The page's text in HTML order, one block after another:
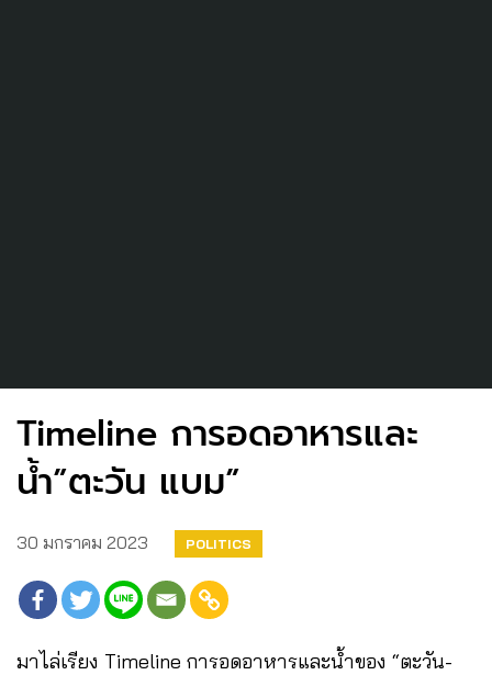
Timeline การอดอาหารและ
น้ำ”ตะวัน แบม”
30 มกราคม 2023 POLITICS
มาไล่เรียง Timeline การอดอาหารและน้ำของ “ตะวัน-